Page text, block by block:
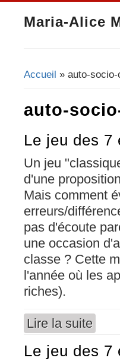
Maria-Alice
Vous êtes ici
Accueil » auto-
auto-
Le jeu des
Un jeu
d'une
Mais comment
erreurs/
pas d'écoute
une occasion
classe ? Cette
l'année où les
riches).
Lire la suite
Le jeu des 7